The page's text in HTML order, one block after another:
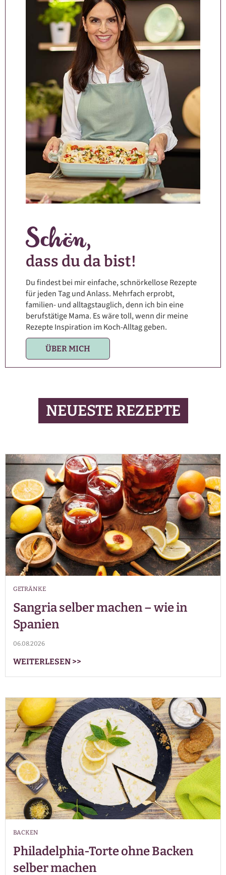
dass du da bist!
Du findest bei mir einfache, schnörkellose Rezepte
für jeden Tag und Anlass. Mehrfach erprobt,
familien- und alltagstauglich, denn ich bin eine
berufstätige Mama. Es wäre toll, wenn dir meine
Rezepte Inspiration im Koch-Alltag geben.
ÜBER MICH
NEUESTE REZEPTE
GETRÄNKE
Sangria selber machen – wie in
Spanien
06.08.2026
WEITERLESEN >>
BACKEN
Philadelphia-Torte ohne Backen
selber machen